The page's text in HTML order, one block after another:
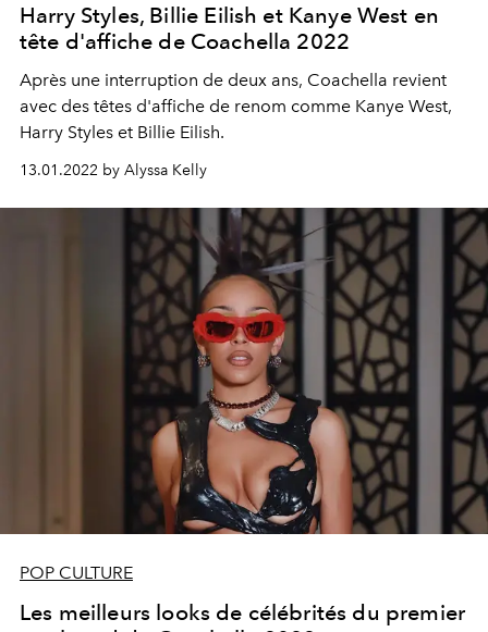
Harry Styles, Billie Eilish et Kanye West en
tête d'affiche de Coachella 2022
Après une interruption de deux ans, Coachella revient
avec des têtes d'affiche de renom comme Kanye West,
Harry Styles et Billie Eilish.
13.01.2022 by Alyssa Kelly
POP CULTURE
Les meilleurs looks de célébrités du premier